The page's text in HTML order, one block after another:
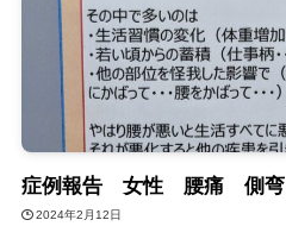
症例報告 女性 腰痛 側弯
2024年2月12日